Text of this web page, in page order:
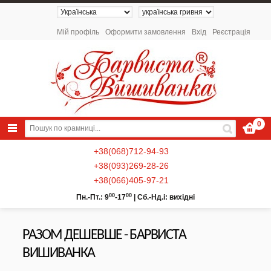
Мій профіль Оформити замовлення Вхід Реєстрація
0
+38(068)712-94-93
+38(093)269-28-26
+38(066)405-97-21
Пн.-Пт.: 900-1700 Сб.-Нд.і: вихідні
NEW 2026 - Колекція «Українські
Натюрморти» / Схеми для вишивки
РАЗОМ ДЕШЕВШЕ - БАРВИСТА
ВИШИВАНКА